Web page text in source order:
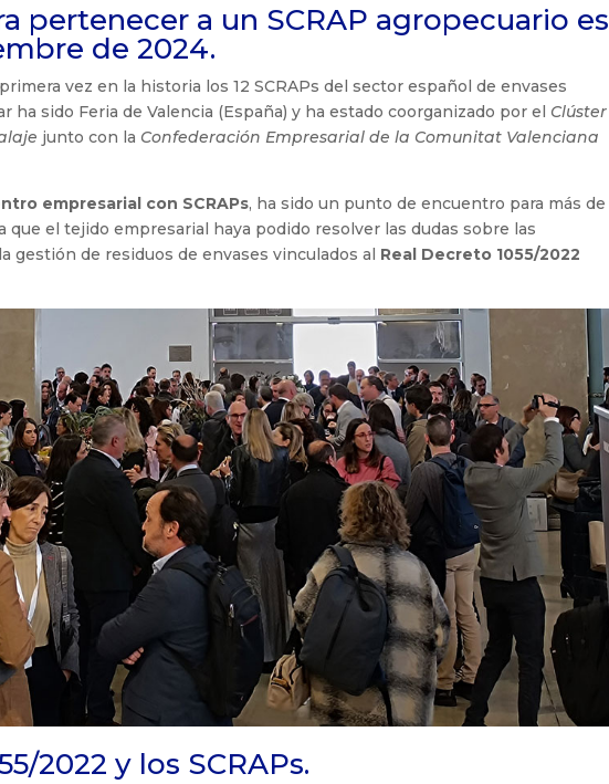
pertenecer a un SCRAP agropecuario es
de 2024.
vez en la historia los 12 SCRAPs del sector español de envases
ha sido Feria de Valencia (España) y ha estado coorganizado por el Clúster
junto con la Confederación Empresarial de la Comunitat Valenciana
empresarial con SCRAPs, ha sido un punto de encuentro para más de
que el tejido empresarial haya podido resolver las dudas sobre las
gestión de residuos de envases vinculados al Real Decreto 1055/2022
2022 y los SCRAPs.